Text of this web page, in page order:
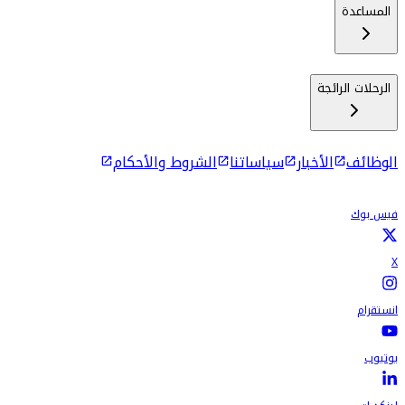
المساعدة
الرحلات الرائجة
الوظائف الأخبار سياساتنا الشروط والأحكام
فيس بوك
X
انستقرام
يوتيوب